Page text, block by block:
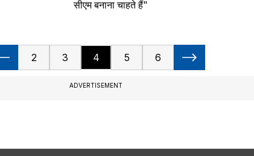
सीएम बनाना चाहते हैं"
2 3 4 5 6
ADVERTISEMENT